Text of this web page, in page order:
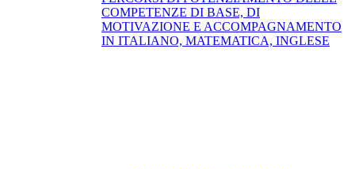
COMPETENZE DI BASE, DI
MOTIVAZIONE E ACCOMPAGNAMENTO
IN ITALIANO, MATEMATICA, INGLESE